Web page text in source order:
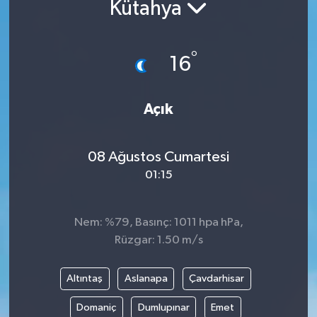
Kütahya
16°
Açık
08 Ağustos Cumartesi
01:15
Nem: %79, Basınç: 1011 hpa hPa,
Rüzgar: 1.50 m/s
Altıntaş Aslanapa Çavdarhisar
Domaniç Dumlupınar Emet